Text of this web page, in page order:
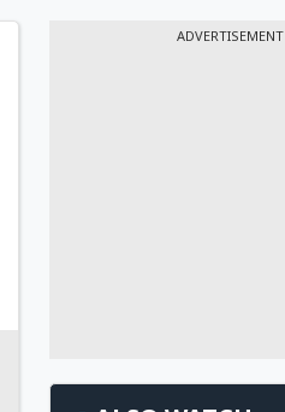
ADVERTISEMENT